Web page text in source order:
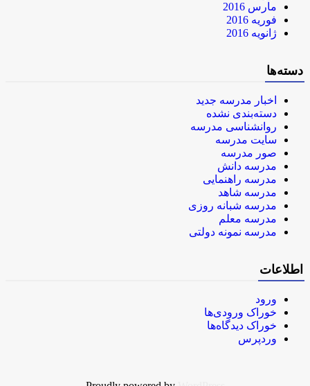
مارس 2016
فوریه 2016
ژانویه 2016
دسته‌ها
اخبار مدرسه جدید
دسته‌بندی نشده
روانشناسی مدرسه
سایت مدرسه
صور مدرسه
مدرسه دانش
مدرسه راهنمایی
مدرسه شاهد
مدرسه شبانه روزی
مدرسه معلم
مدرسه نمونه دولتی
اطلاعات
ورود
خوراک ورودی‌ها
خوراک دیدگاه‌ها
وردپرس